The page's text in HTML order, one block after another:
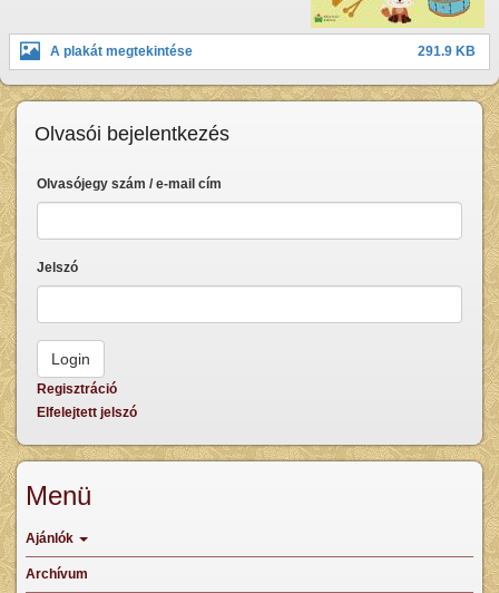
A plakát megtekintése 291.9 KB
Olvasói bejelentkezés
Olvasójegy szám / e-mail cím
Jelszó
Regisztráció
Elfelejtett jelszó
Menü
Ajánlók
Archívum